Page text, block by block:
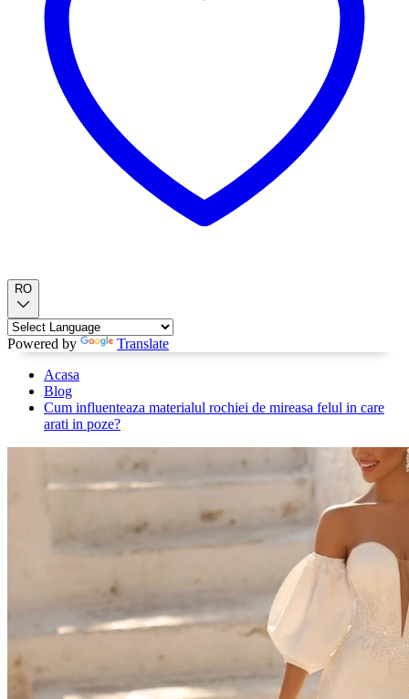
RO
Powered by
Translate
Acasa
Blog
Cum influenteaza materialul rochiei de mireasa felul in care
arati in poze?